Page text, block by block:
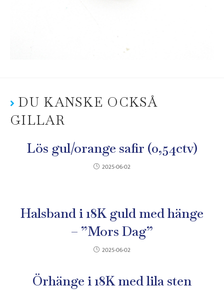
DU KANSKE OCKSÅ
GILLAR
Lös gul/orange safir (0,54ctv)
2025-06-02
Halsband i 18K guld med hänge
– ”Mors Dag”
2025-06-02
Örhänge i 18K med lila sten